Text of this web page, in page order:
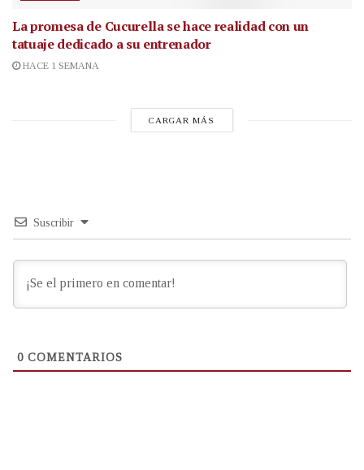
La promesa de Cucurella se hace realidad con un
tatuaje dedicado a su entrenador
HACE 1 SEMANA
CARGAR MÁS
Suscribir
0 COMENTARIOS